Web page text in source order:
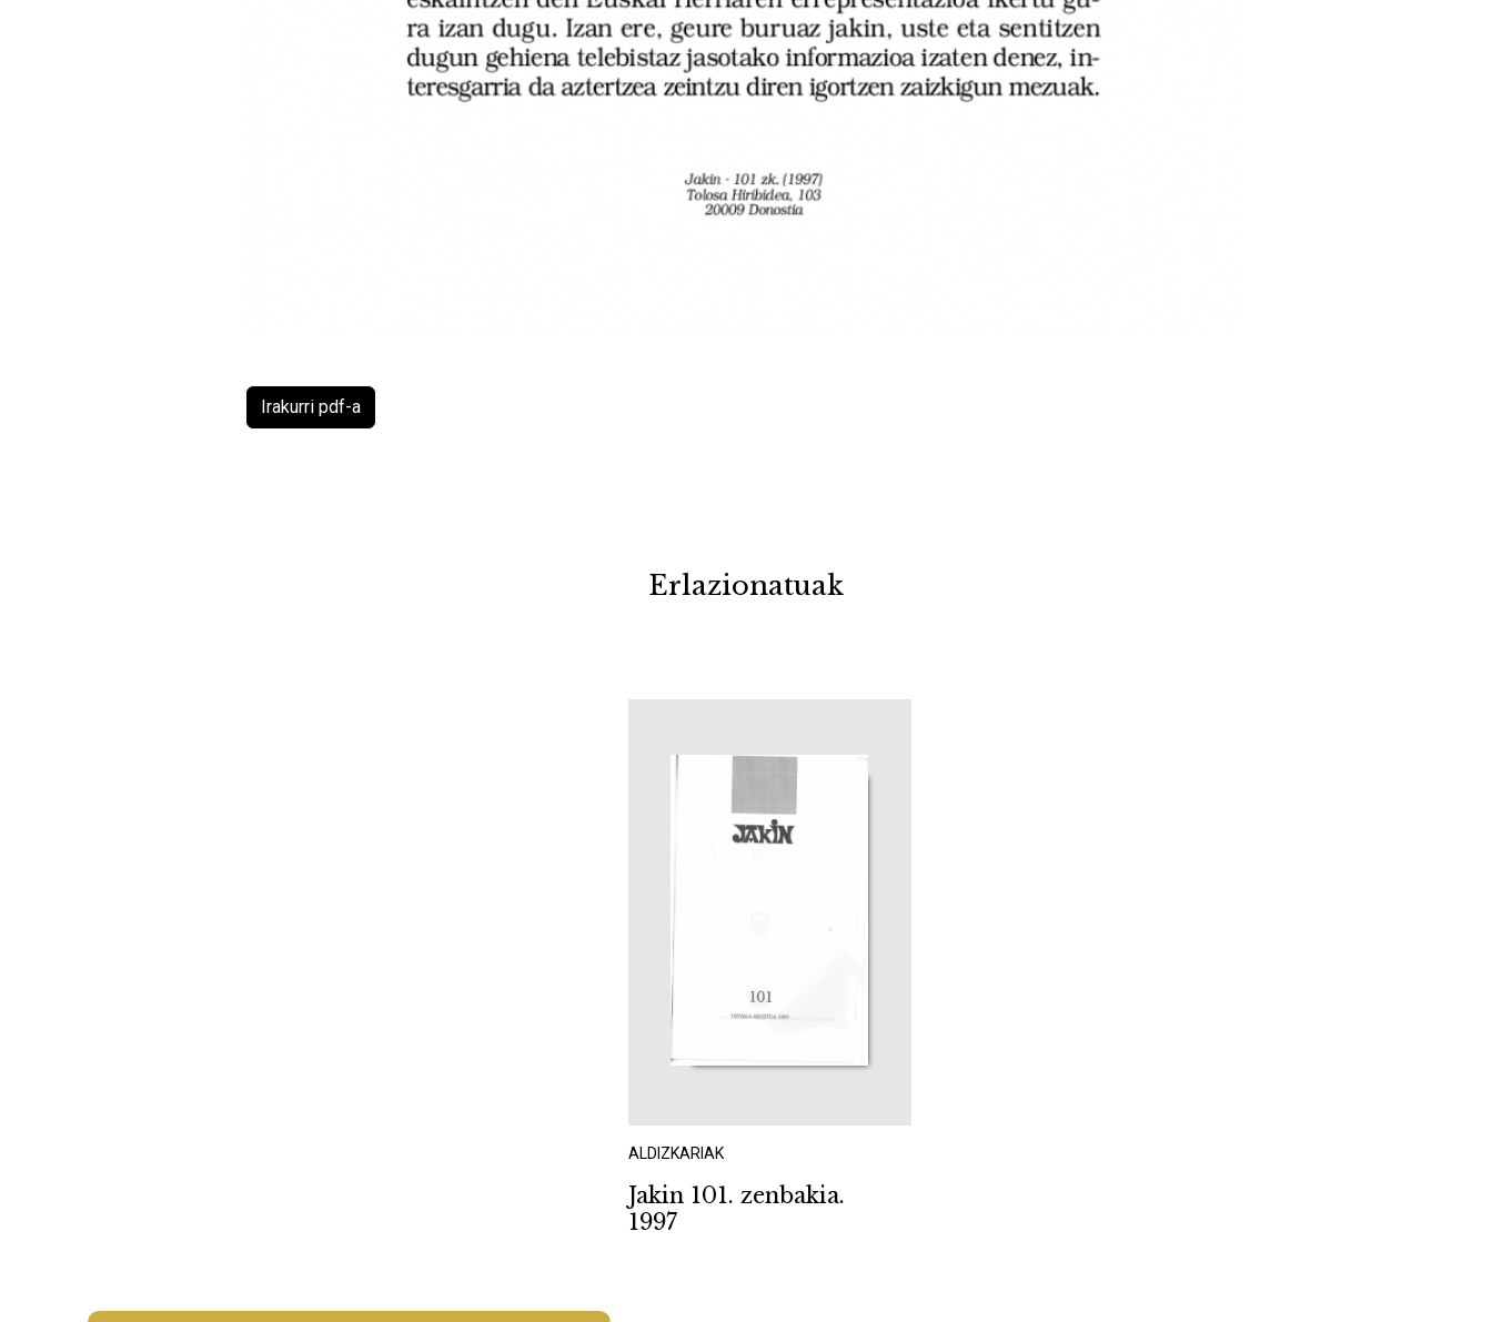
Irakurri pdf-a
Erlazionatuak
ALDIZKARIAK
Jakin 101. zenbakia.
1997